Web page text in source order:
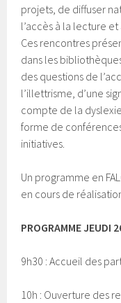
projets, de diffuser
l’accès à la lecture et
Ces rencontres
dans les
des questions de
l’illettrisme, d’une
compte de la
forme de
initiatives.
Un programme en
en cours de
PROGRAMME JEUDI
9h30 : Accueil des
10h : Ouverture des